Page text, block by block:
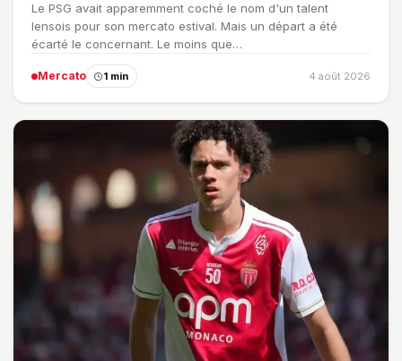
Le PSG avait apparemment coché le nom d'un talent
lensois pour son mercato estival. Mais un départ a été
écarté le concernant. Le moins que…
Mercato 1 min 4 août 2026